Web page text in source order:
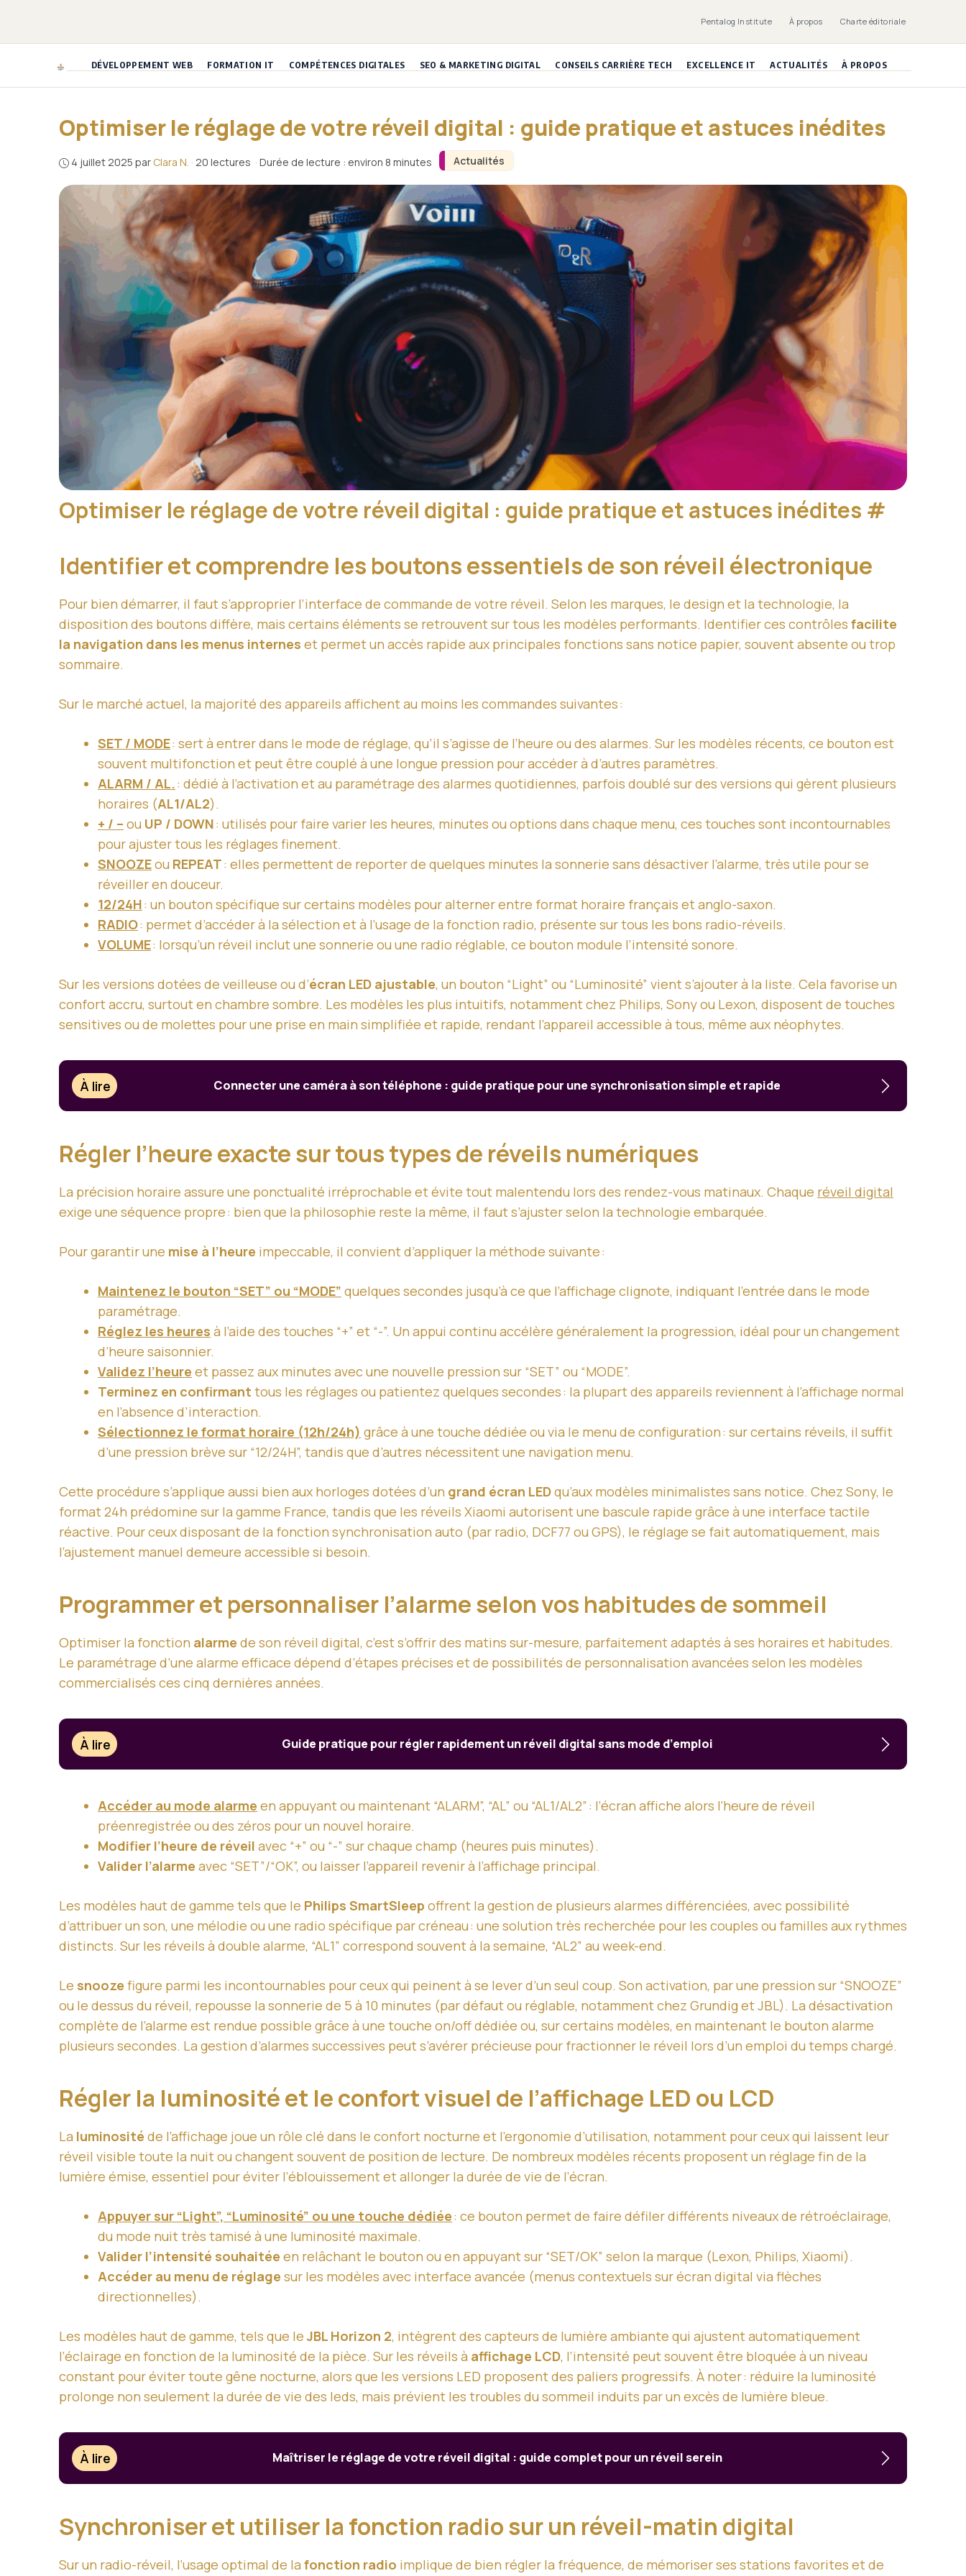
contenu
Pentalog Institute À propos Charte éditoriale
DÉVELOPPEMENT WEB FORMATION IT COMPÉTENCES DIGITALES SEO & MARKETING DIGITAL CONSEILS CARRIÈRE TECH EXCELLENCE IT ACTUALITÉS À PROPOS
Actualités
Optimiser le réglage de votre réveil digital : guide pratique et astuces inédites
4 juillet 2025 par Clara N. · 20 lectures · Durée de lecture : environ 8 minutes
Optimiser le réglage de votre réveil digital : guide pratique et astuces inédites #
Identifier et comprendre les boutons essentiels de son réveil électronique
Pour bien démarrer, il faut s’approprier l’interface de commande de votre réveil. Selon les marques, le design et la technologie, la
disposition des boutons diffère, mais certains éléments se retrouvent sur tous les modèles performants. Identifier ces contrôles facilite
la navigation dans les menus internes et permet un accès rapide aux principales fonctions sans notice papier, souvent absente ou trop
sommaire.
Sur le marché actuel, la majorité des appareils affichent au moins les commandes suivantes :
SET / MODE: sert à entrer dans le mode de réglage, qu’il s’agisse de l’heure ou des alarmes. Sur les modèles récents, ce bouton est
souvent multifonction et peut être couplé à une longue pression pour accéder à d’autres paramètres.
ALARM / AL.: dédié à l’activation et au paramétrage des alarmes quotidiennes, parfois doublé sur des versions qui gèrent plusieurs
horaires (AL1/AL2).
+ / – ou UP / DOWN: utilisés pour faire varier les heures, minutes ou options dans chaque menu, ces touches sont incontournables
pour ajuster tous les réglages finement.
SNOOZEou REPEAT: elles permettent de reporter de quelques minutes la sonnerie sans désactiver l’alarme, très utile pour se
réveiller en douceur.
12/24H: un bouton spécifique sur certains modèles pour alterner entre format horaire français et anglo-saxon.
RADIO: permet d’accéder à la sélection et à l’usage de la fonction radio, présente sur tous les bons radio-réveils.
VOLUME: lorsqu’un réveil inclut une sonnerie ou une radio réglable, ce bouton module l’intensité sonore.
Sur les versions dotées de veilleuse ou d’écran LED ajustable, un bouton “Light” ou “Luminosité” vient s’ajouter à la liste. Cela favorise un
confort accru, surtout en chambre sombre. Les modèles les plus intuitifs, notamment chez Philips, Sony ou Lexon, disposent de touches
sensitives ou de molettes pour une prise en main simplifiée et rapide, rendant l’appareil accessible à tous, même aux néophytes.
À lire Connecter une caméra à son téléphone : guide pratique pour une synchronisation simple et rapide
Régler l’heure exacte sur tous types de réveils numériques
La précision horaire assure une ponctualité irréprochable et évite tout malentendu lors des rendez-vous matinaux. Chaque réveil digital
exige une séquence propre : bien que la philosophie reste la même, il faut s’ajuster selon la technologie embarquée.
Pour garantir une mise à l’heure impeccable, il convient d’appliquer la méthode suivante :
Maintenez le bouton “SET” ou “MODE” quelques secondes jusqu’à ce que l’affichage clignote, indiquant l’entrée dans le mode
paramétrage.
Réglez les heures à l’aide des touches “+” et “-”. Un appui continu accélère généralement la progression, idéal pour un changement
d’heure saisonnier.
Validez l’heure et passez aux minutes avec une nouvelle pression sur “SET” ou “MODE”.
Terminez en confirmant tous les réglages ou patientez quelques secondes : la plupart des appareils reviennent à l’affichage normal
en l’absence d’interaction.
Sélectionnez le format horaire (12h/24h) grâce à une touche dédiée ou via le menu de configuration : sur certains réveils, il suffit
d’une pression brève sur “12/24H”, tandis que d’autres nécessitent une navigation menu.
Cette procédure s’applique aussi bien aux horloges dotées d’un grand écran LEDqu’aux modèles minimalistes sans notice. Chez Sony, le
format 24h prédomine sur la gamme France, tandis que les réveils Xiaomi autorisent une bascule rapide grâce à une interface tactile
réactive. Pour ceux disposant de la fonction synchronisation auto (par radio, DCF77 ou GPS), le réglage se fait automatiquement, mais
l’ajustement manuel demeure accessible si besoin.
Programmer et personnaliser l’alarme selon vos habitudes de sommeil
Optimiser la fonction alarme de son réveil digital, c’est s’offrir des matins sur-mesure, parfaitement adaptés à ses horaires et habitudes.
Le paramétrage d’une alarme efficace dépend d’étapes précises et de possibilités de personnalisation avancées selon les modèles
commercialisés ces cinq dernières années.
À lire Guide pratique pour régler rapidement un réveil digital sans mode d’emploi
Accéder au mode alarme en appuyant ou maintenant “ALARM”, “AL” ou “AL1/AL2” : l’écran affiche alors l’heure de réveil
préenregistrée ou des zéros pour un nouvel horaire.
Modifier l’heure de réveil avec “+” ou “-” sur chaque champ (heures puis minutes).
Valider l’alarme avec “SET”/“OK”, ou laisser l’appareil revenir à l’affichage principal.
Les modèles haut de gamme tels que le Philips SmartSleep offrent la gestion de plusieurs alarmes différenciées, avec possibilité
d’attribuer un son, une mélodie ou une radio spécifique par créneau : une solution très recherchée pour les couples ou familles aux rythmes
distincts. Sur les réveils à double alarme, “AL1” correspond souvent à la semaine, “AL2” au week-end.
Le snooze figure parmi les incontournables pour ceux qui peinent à se lever d’un seul coup. Son activation, par une pression sur “SNOOZE”
ou le dessus du réveil, repousse la sonnerie de 5 à 10 minutes (par défaut ou réglable, notamment chez Grundig et JBL). La désactivation
complète de l’alarme est rendue possible grâce à une touche on/off dédiée ou, sur certains modèles, en maintenant le bouton alarme
plusieurs secondes. La gestion d’alarmes successives peut s’avérer précieuse pour fractionner le réveil lors d’un emploi du temps chargé.
Régler la luminosité et le confort visuel de l’affichage LED ou LCD
La luminosité de l’affichage joue un rôle clé dans le confort nocturne et l’ergonomie d’utilisation, notamment pour ceux qui laissent leur
réveil visible toute la nuit ou changent souvent de position de lecture. De nombreux modèles récents proposent un réglage fin de la
lumière émise, essentiel pour éviter l’éblouissement et allonger la durée de vie de l’écran.
Appuyer sur “Light”, “Luminosité” ou une touche dédiée: ce bouton permet de faire défiler différents niveaux de rétroéclairage,
du mode nuit très tamisé à une luminosité maximale.
Valider l’intensité souhaitée en relâchant le bouton ou en appuyant sur “SET/OK” selon la marque (Lexon, Philips, Xiaomi).
Accéder au menu de réglage sur les modèles avec interface avancée (menus contextuels sur écran digital via flèches
directionnelles).
Les modèles haut de gamme, tels que leJBL Horizon 2, intègrent des capteurs de lumière ambiante qui ajustent automatiquement
l’éclairage en fonction de la luminosité de la pièce. Sur les réveils à affichage LCD, l’intensité peut souvent être bloquée à un niveau
constant pour éviter toute gêne nocturne, alors que les versions LED proposent des paliers progressifs. À noter : réduire la luminosité
prolonge non seulement la durée de vie des leds, mais prévient les troubles du sommeil induits par un excès de lumière bleue.
À lire Maîtriser le réglage de votre réveil digital : guide complet pour un réveil serein
Synchroniser et utiliser la fonction radio sur un réveil-matin digital
Sur un radio-réveil, l’usage optimal de la fonction radio implique de bien régler la fréquence, de mémoriser ses stations favorites et de